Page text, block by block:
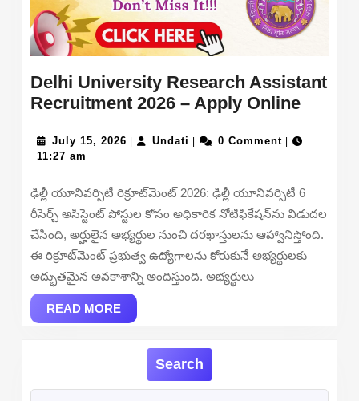
Delhi University Research Assistant
Recruitment 2026 – Apply OnlineDelhi
2026
–
Apply
July 15, 2026 July
| Undati Undati
| 0 Comment |
11:27 am
ఢిల్లీ యూనివర్సిటీ రిక్రూట్‌మెంట్ 2026: ఢిల్లీ యూనివర్సిటీ 6
రీసెర్చ్ అసిస్టెంట్ పోస్టుల కోసం అధికారిక నోటిఫికేషన్‌ను విడుదల
చేసింది, అర్హులైన అభ్యర్థుల నుంచి దరఖాస్తులను ఆహ్వానిస్తోంది.
ఈ రిక్రూట్‌మెంట్ ప్రభుత్వ ఉద్యోగాలను కోరుకునే అభ్యర్థులకు
అద్భుతమైన అవకాశాన్ని అందిస్తుంది. అభ్యర్థులు
READ MOREREAD
MORE
Search